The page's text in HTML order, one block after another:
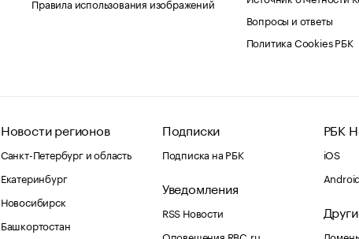
Вопросы и ответы
Политика Cookies РБК
Новости регионов
Санкт-Петербург и область
Екатеринбург
Новосибирск
Башкортостан
Подписки
Подписка на РБК
Уведомления
RSS Новости
Оповещения RBC.ru
РБК
iOS